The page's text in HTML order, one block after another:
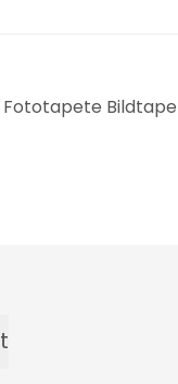
Fototapete